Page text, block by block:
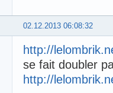
02.12.2013 06:08:32
http://
se fait doubler
http://